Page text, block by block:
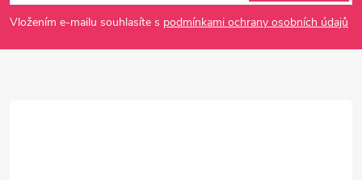
pVložením e-mailu souhlasíte s podmínkami ochrany osobních údajů